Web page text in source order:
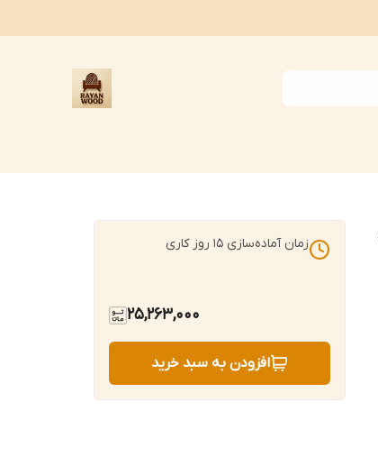
زمان آماده‌سازی 15 روز کاری
25,263,000
افزودن به سبد خرید